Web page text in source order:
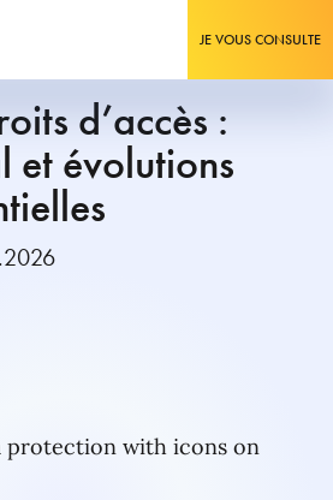
JE VOUS CONSULTE
d’accès :
et évolutions